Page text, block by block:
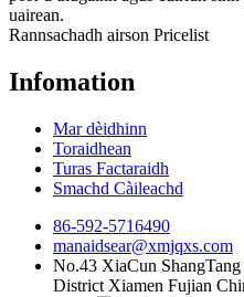
uairean.
Rannsachadh airson Pricelist
Infomation
Mar dèidhinn
Toraidhean
Turas Factaraidh
Smachd Càileachd
86-592-5716490
manaidsear@xmjqxs.com
No.43 XiaCun
District Xiamen Fujian